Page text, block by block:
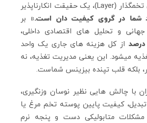
و چه در گله‌ های تخمگذار (Layer)، یک حقیقت انکارناپذیر
شما در گروی کیفیت دان است.» بر
و تحلیل‌ های اقتصادی داخلی،
از کل هزینه‌ های جاری یک واحد
میشود. این یعنی مدیریت تغذیه، نه
بلکه قلب تپنده بیزینس شماست.
با چالش‌ هایی نظیر نوسان وزنگیری،
کیفیت پایین پوسته تخم‌ مرغ یا
متابولیکی دست و پنجه نرم